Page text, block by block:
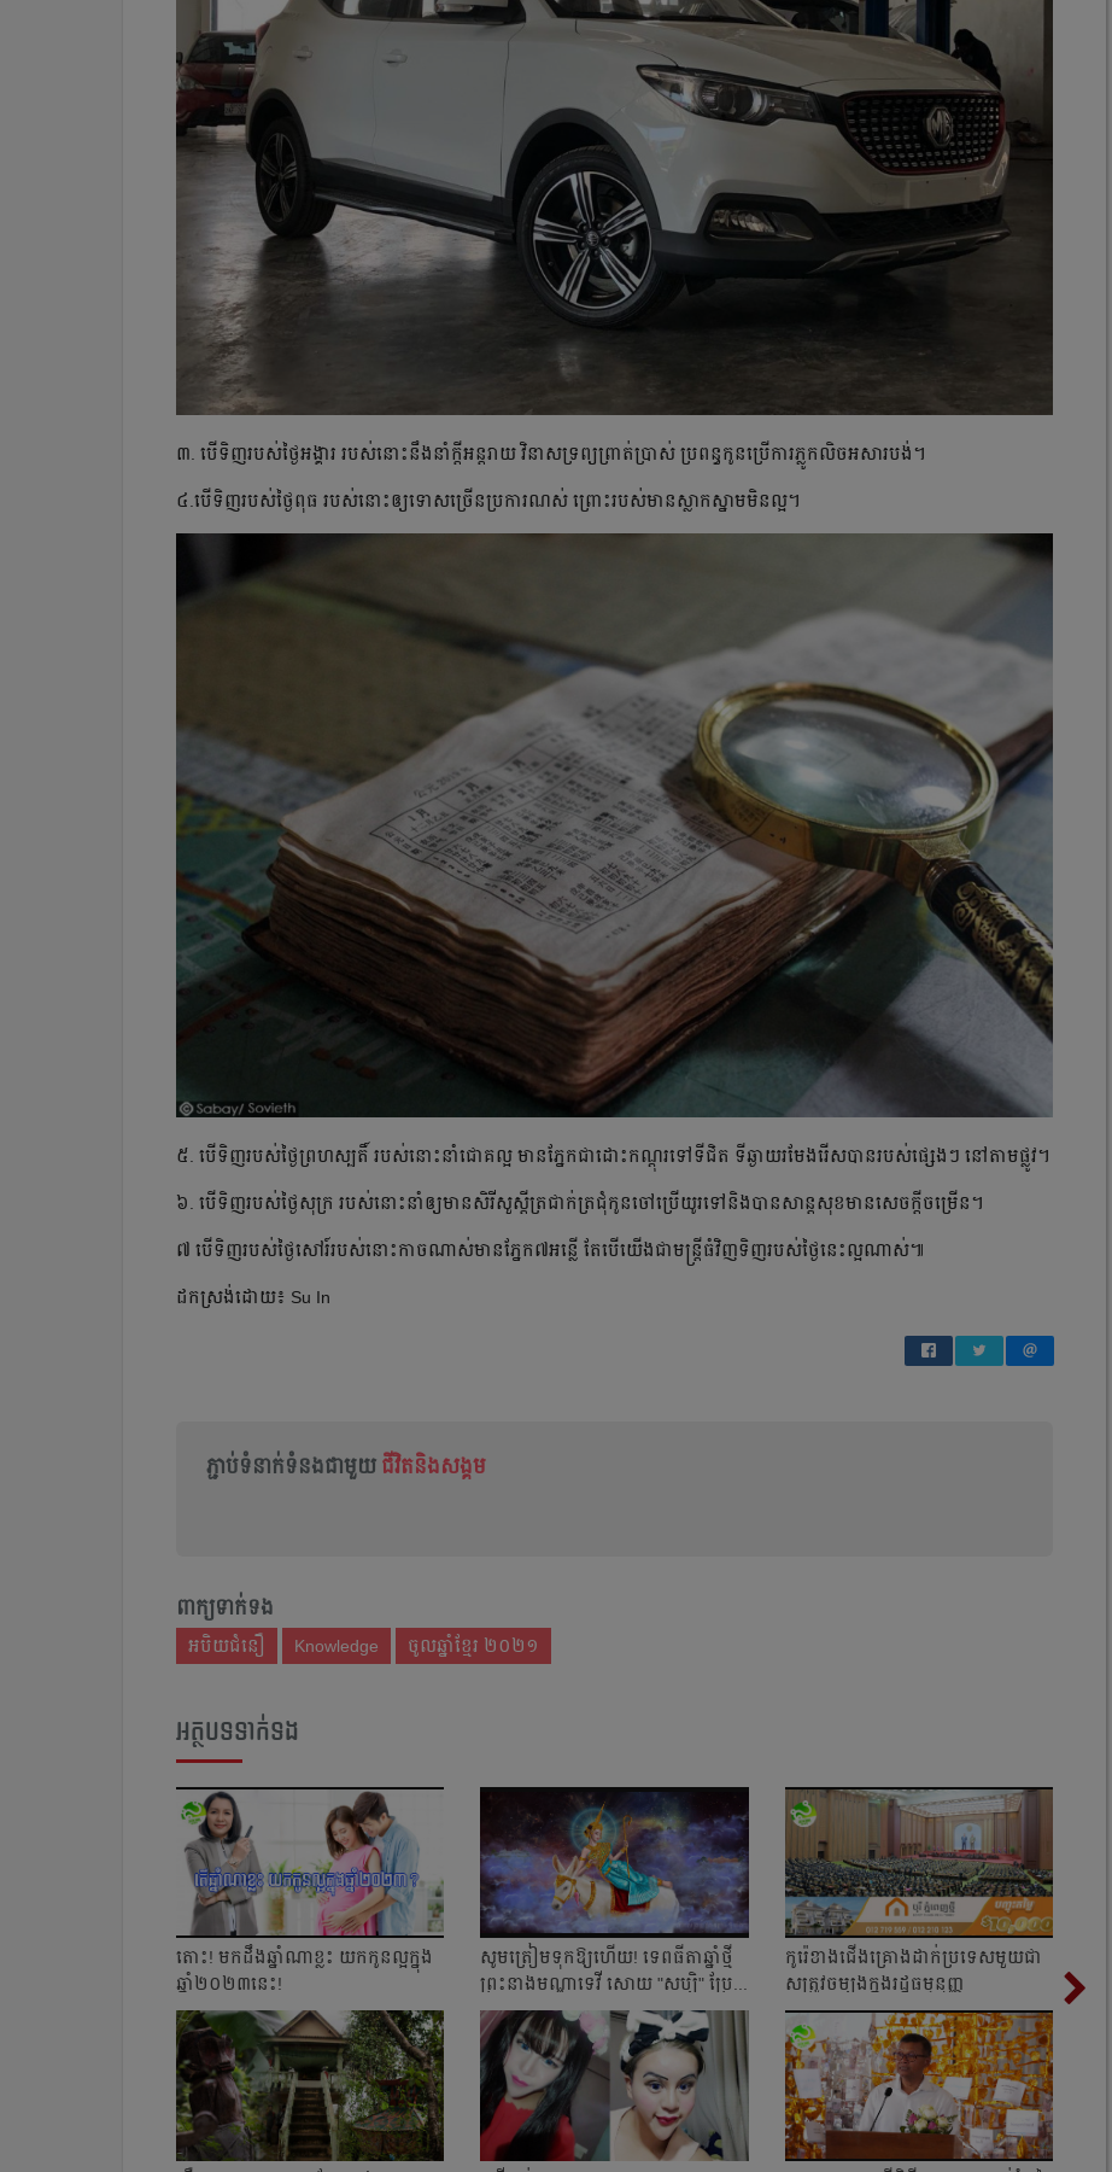
៣. បើទិញរបស់ថ្ងៃអង្គារ របស់នោះនឹងនាំក្ដីអន្តរាយ វិនាសទ្រព្យព្រាត់ប្រាស់ ប្រពន្ធកូនប្រើការភ្លូកលិចអសារបង់។
៤.បើទិញរបស់ថ្ងៃពុធ របស់នោះឲ្យទោសច្រើនប្រការណស់ ព្រោះរបស់មានស្លាកស្នាមមិនល្អ។
៥. បើទិញរបស់ថ្ងៃព្រហស្បតិ៍ របស់នោះនាំជោគល្អ មានភ្នែកជាដោះកណ្ដុរទៅទីជិត ទីឆ្ងាយរមែងរើសបានរបស់ផ្សេងៗ នៅតាមផ្លូវ។
៦. បើទិញរបស់ថ្ងៃសុក្រ របស់នោះនាំឲ្យមានសិរីសួស្ដីត្រជាក់ត្រជុំកូនចៅប្រើយូរទៅនិងបានសាន្តសុខមានសេចក្ដីចម្រើន។
៧ បើទិញរបស់ថ្ងៃសៅរ៍របស់នោះកាចណាស់មានភ្នែក៧អន្លើ តែបើយើងជាមន្ត្រីធំវិញទិញរបស់ថ្ងៃនេះល្អណាស់៕
ដកស្រង់ដោយ៖ Su In
ភ្ជាប់ទំនាក់ទំនងជាមួយ ជីវិតនិងសង្គម
ពាក្យទាក់ទង
អបិយជំនឿ Knowledge ចូលឆ្នាំខ្មែរ ២០២១
អត្ថបទទាក់ទង
តោះ! មកដឹងឆ្នាំណាខ្លះ យកកូនល្អក្នុង
ឆ្នាំ២០២៣នេះ!
សូមត្រៀមទុកឱ្យហើយ! ទេពធីតាឆ្នាំថ្មី
ព្រះនាងមណ្ឌាទេវី សោយ "សប្បិ"​ ប្រែ...
​កូរ៉េ​ខាង​ជើង​គ្រោងដាក់ប្រទេសមួយជា
សត្រូវចម្បងក្នុងរដ្ឋធម្មនុញ្ញ​